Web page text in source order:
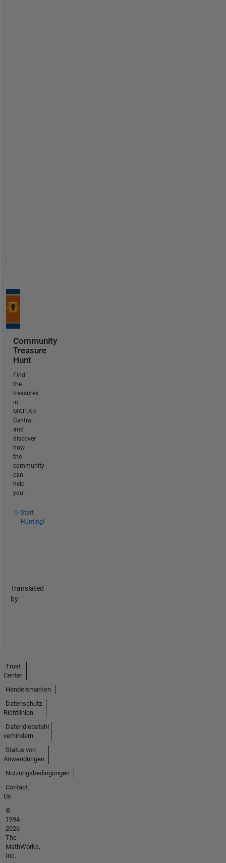
Community
Treasure
Hunt
Find
the
treasures
in
MATLAB
Central
and
discover
how
the
community
can
help
you!
Start
Hunting!
Translated
by
Trust
Center
Handelsmarken
Datenschutz-
Richtlinien
Datendiebstahl
verhindern
Status von
Anwendungen
Nutzungsbedingungen
Contact
Us
©
1994-
2026
The
MathWorks,
Inc.